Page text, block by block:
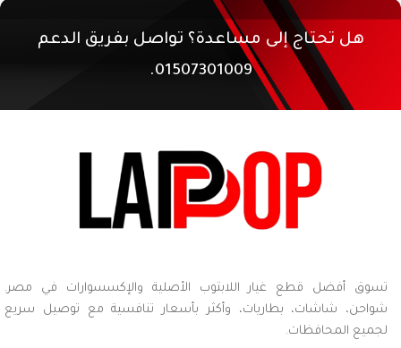
هل تحتاج إلى مساعدة؟ تواصل بفريق الدعم
01507301009.
تسوق أفضل قطع غيار اللابتوب الأصلية والإكسسوارات في مصر.
شواحن، شاشات، بطاريات، وأكثر بأسعار تنافسية مع توصيل سريع
لجميع المحافظات.